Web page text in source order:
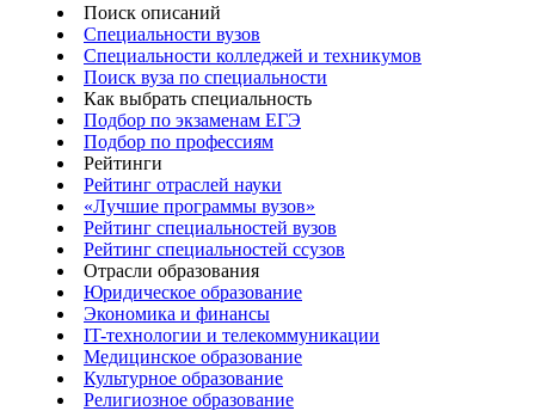
Поиск описаний
Специальности вузов
Специальности колледжей и техникумов
Поиск вуза по специальности
Как выбрать специальность
Подбор по экзаменам ЕГЭ
Подбор по профессиям
Рейтинги
Рейтинг отраслей науки
«Лучшие программы вузов»
Рейтинг специальностей вузов
Рейтинг специальностей ссузов
Отрасли образования
Юридическое образование
Экономика и финансы
IT-технологии и телекоммуникации
Медицинское образование
Культурное образование
Религиозное образование